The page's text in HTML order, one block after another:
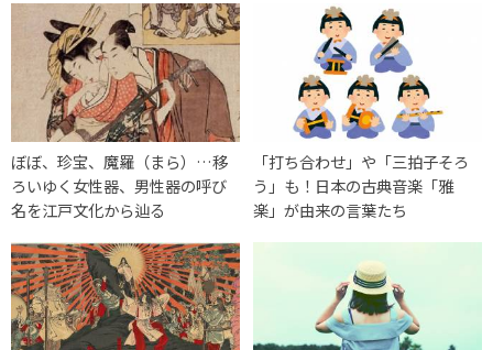
ぼぼ、珍宝、魔羅（まら）…移
ろいゆく女性器、男性器の呼び
名を江戸文化から辿る
「打ち合わせ」や「三拍子そろ
う」も！日本の古典音楽「雅
楽」が由来の言葉たち